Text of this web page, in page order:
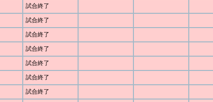
試合終了
試合終了
試合終了
試合終了
試合終了
試合終了
試合終了